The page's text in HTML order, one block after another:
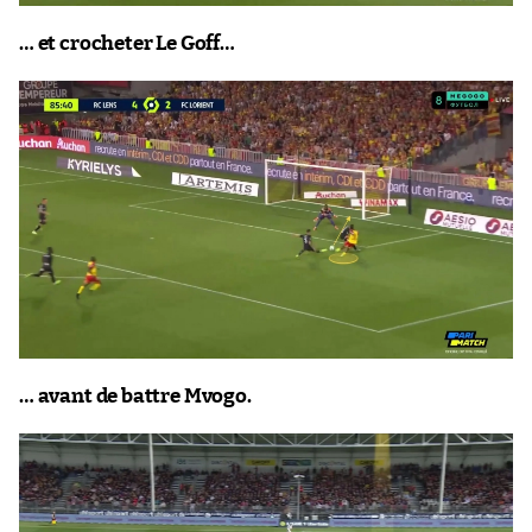
… et crocheter Le Goff…
… avant de battre Mvogo.